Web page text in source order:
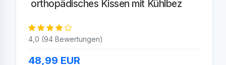
orthopädisches Kissen mit Kühlbez
4,0 (94 Bewertungen)
48,99 EUR